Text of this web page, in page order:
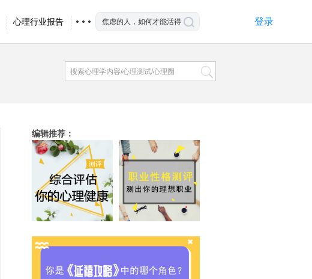
心理行业报告 登录
编辑推荐：